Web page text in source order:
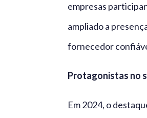
empresas
ampliado a
fornecedor
Protagonistas no
Em 2024, o